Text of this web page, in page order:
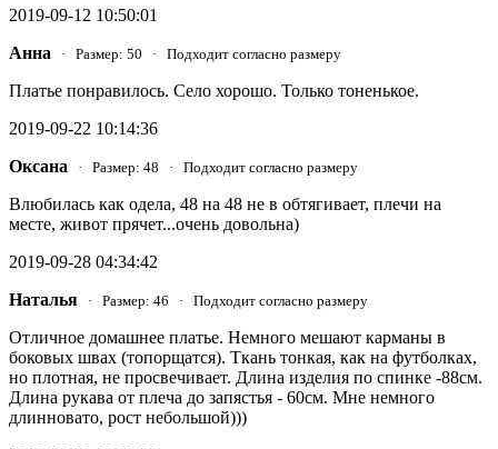
2019-09-12 10:50:01
Анна · Размер: 50 · Подходит согласно размеру
Платье понравилось. Село хорошо. Только тоненькое.
2019-09-22 10:14:36
Оксана · Размер: 48 · Подходит согласно размеру
Влюбилась как одела, 48 на 48 не в обтягивает, плечи на
месте, живот прячет...очень довольна)
2019-09-28 04:34:42
Наталья · Размер: 46 · Подходит согласно размеру
Отличное домашнее платье. Немного мешают карманы в
боковых швах (топорщатся). Ткань тонкая, как на футболках,
но плотная, не просвечивает. Длина изделия по спинке -88см.
Длина рукава от плеча до запястья - 60см. Мне немного
длинновато, рост небольшой)))